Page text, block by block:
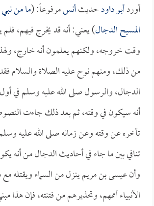
أوردأبو داودحديثأنسمرفوعاً: (ما من نبي
المسيح الدجال) يعني: أنه قد يخرج فيهم،
وقت خروجه، ولكنهم يعلمون أنه خارج،
من ذلك، ومنهم نوح عليه الصلاة والسلام فقد
الدجال، والرسول صلى الله عليه وسلم في
أنه سيكون في وقته، ثم بعد ذلك جاءت
تأخره عن وقته وعن زمانه صلى الله عليه
تنافي بين ما جاء في أحاديث الدجال من أنه
وأن عيسى بن مريم ينزل من السماء ويقتله مع
الأنبياء أممهم، وتحذيرهم من فتنته، فإن هذا